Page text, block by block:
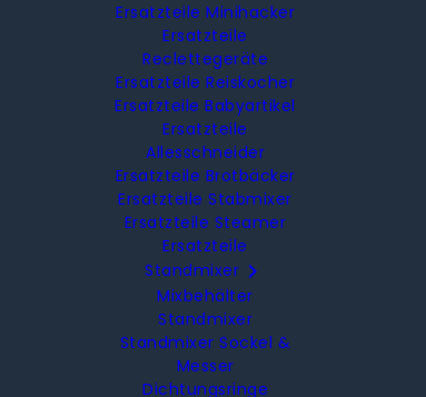
Ersatzteile Minihacker
Ersatzteile
Reclettegeräte
Ersatzteile Reiskocher
Ersatzteile Babyartikel
Ersatzteile
Allesschneider
Ersatzteile Brotbäcker
Ersatzteile Stabmixer
Ersatzteile Steamer
Ersatzteile
Standmixer 
Mixbehälter
Standmixer
Standmixer Sockel &
Messer
Dichtungsringe